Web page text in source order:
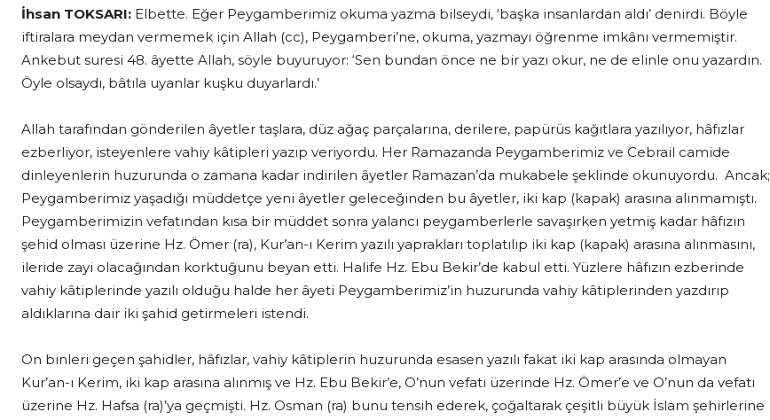
İhsan TOKSARI: Elbette. Eğer Peygamberimiz okuma yazma bilseydi, ‘başka insanlardan aldı’ denirdi. Böyle
iftiralara meydan vermemek için Allah (cc), Peygamberi’ne, okuma, yazmayı öğrenme imkânı vermemiştir.
Ankebut suresi 48. âyette Allah, söyle buyuruyor: ‘Sen bundan önce ne bir yazı okur, ne de elinle onu yazardın.
Öyle olsaydı, bâtıla uyanlar kuşku duyarlardı.’
Allah tarafından gönderilen âyetler taşlara, düz ağaç parçalarına, derilere, papürüs kağıtlara yazılıyor, hâfızlar
ezberliyor, isteyenlere vahiy kâtipleri yazıp veriyordu. Her Ramazanda Peygamberimiz ve Cebrail camide
dinleyenlerin huzurunda o zamana kadar indirilen âyetler Ramazan’da mukabele şeklinde okunuyordu. Ancak;
Peygamberimiz yaşadığı müddetçe yeni âyetler geleceğinden bu âyetler, iki kap (kapak) arasına alınmamıştı.
Peygamberimizin vefatından kısa bir müddet sonra yalancı peygamberlerle savaşırken yetmiş kadar hâfızın
şehid olması üzerine Hz. Ömer (ra), Kur’an-ı Kerim yazılı yaprakları toplatılıp iki kap (kapak) arasına alınmasını,
ileride zayi olacağından korktuğunu beyan etti. Halife Hz. Ebu Bekir’de kabul etti. Yüzlere hâfızın ezberinde
vahiy kâtiplerinde yazılı olduğu halde her âyeti Peygamberimiz’in huzurunda vahiy kâtiplerinden yazdırıp
aldıklarına dair iki şahid getirmeleri istendi.
On binleri geçen şahidler, hâfızlar, vahiy kâtiplerin huzurunda esasen yazılı fakat iki kap arasında olmayan
Kur’an-ı Kerim, iki kap arasına alınmış ve Hz. Ebu Bekir’e, O’nun vefatı üzerinde Hz. Ömer’e ve O’nun da vefatı
üzerine Hz. Hafsa (ra)’ya geçmişti. Hz. Osman (ra) bunu tensih ederek, çoğaltarak çeşitli büyük İslam şehirlerine